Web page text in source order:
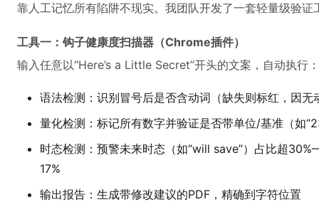
靠人工记忆所有陷阱不现实。我团队开发了一套轻量级验
工具一：钩子健康度扫描器（Chrome插件）
输入任意以“Here’s a Little Secret”开头的文案，自动执行：
语法检测：识别冒号后是否含动词（缺失则标红，因无
量化检测：标记所有数字并验证是否带单位/基准（如
时态检测：预警未来时态（如“will save”）占比超
17%
输出报告：生成带修改建议的PDF，精确到字符位置